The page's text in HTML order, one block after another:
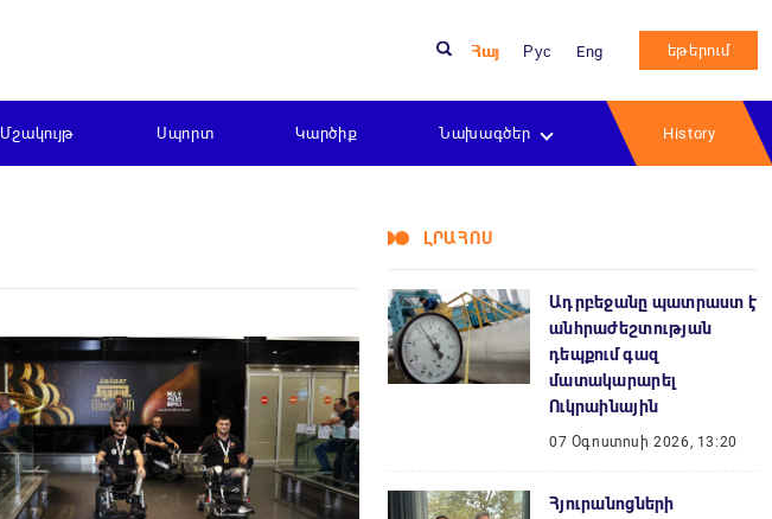
Հայ Рус Eng եթերում
Մշակույթ Սպորտ Կարծիք Նախագծեր History
ԼՐԱՀՈՍ
Ադրբեջանը պատրաստ է
անհրաժեշտության
դեպքում գազ
մատակարարել
Ուկրաինային
07 Օգոստոսի 2026, 13:20
Հյուրանոցների